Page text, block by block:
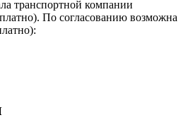
транспортной компании
По согласованию возможна